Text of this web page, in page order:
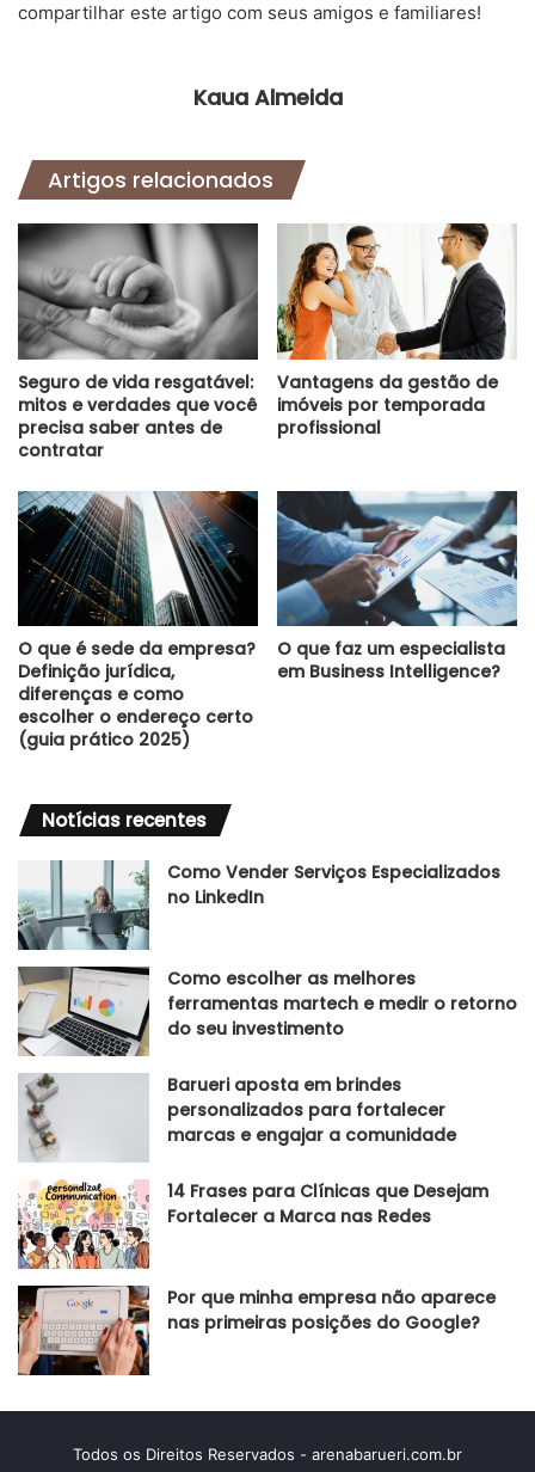
compartilhar este artigo com seus amigos e familiares!
Kaua Almeida
Artigos relacionados
Seguro de vida resgatável:
mitos e verdades que você
precisa saber antes de
contratar
Vantagens da gestão de
imóveis por temporada
profissional
O que é sede da empresa?
Definição jurídica,
diferenças e como
escolher o endereço certo
(guia prático 2025)
O que faz um especialista
em Business Intelligence?
Notícias recentes
Como Vender Serviços Especializados
no LinkedIn
Como escolher as melhores
ferramentas martech e medir o retorno
do seu investimento
Barueri aposta em brindes
personalizados para fortalecer
marcas e engajar a comunidade
14 Frases para Clínicas que Desejam
Fortalecer a Marca nas Redes
Por que minha empresa não aparece
nas primeiras posições do Google?
Todos os Direitos Reservados - arenabarueri.com.br